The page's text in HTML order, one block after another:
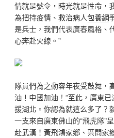
情就是號令，時光就是性命，
為把持疫情、救治病人包養網
是兵士，我們代表廣春風格、
心奔赴火線。”
隊員們為之動容年夜受鼓舞，
油！中國加油！”至此，廣東
援湖北。你認為就這么多了？
一支來自廣東佛山的“飛虎隊”
赴武漢！黃飛鴻家鄉、葉問